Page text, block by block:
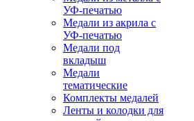
УФ-печатью
Медали из акрила с
УФ-печатью
Медали под
вкладыш
Медали
тематические
Комплекты медалей
Ленты и колодки для